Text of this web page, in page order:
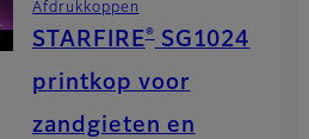
Afdrukkoppen
STARFIRE®SG1024
printkop voor
zandgieten en